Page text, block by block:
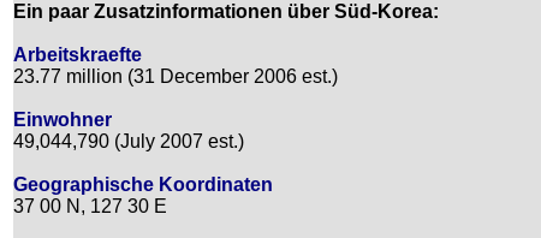
Ein paar Zusatzinformationen über Süd-Korea:
Arbeitskraefte
23.77 million (31 December 2006 est.)
Einwohner
49,044,790 (July 2007 est.)
Geographische Koordinaten
37 00 N, 127 30 E